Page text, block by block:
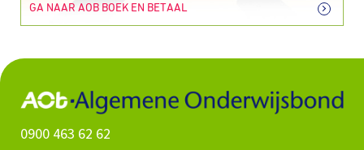
GA NAAR AOB BOEK EN BETAAL
0900 463 62 62